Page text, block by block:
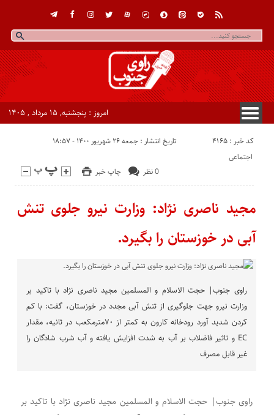
امروز : پنجشنبه, ۱۵ مرداد , ۱۴۰۵
کد خبر : 4165 تاریخ انتشار : جمعه ۲۶ شهریور ۱۴۰۰ - ۱۸:۵۷
چاپ خبر 0 نظر
اجتماعی
مجید ناصری نژاد: وزارت نیرو جلوی تنش
آبی در خوزستان را بگیرد.
راوی جنوب| حجت الاسلام و المسلمین مجید ناصری نژاد با تاکید بر
وزارت نیرو جهت جلوگیری از تنش آبی مجدد در خوزستان، گفت: با کم
کردن شدید آورد رودخانه کارون به کمتر از ۷۰مترمکعب در ثانیه، مقدار
EC و تاثیر فاضلاب بر آب به شدت افزایش یافته و آب شرب شادگان را
غیر قابل مصرف
راوی جنوب| حجت الاسلام و المسلمین مجید ناصری نژاد با تاکید بر